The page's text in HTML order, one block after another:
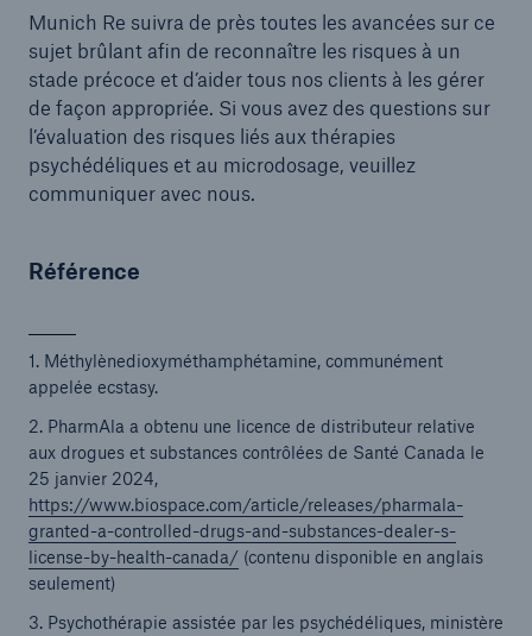
Munich Re suivra de près toutes les avancées sur ce
sujet brûlant afin de reconnaître les risques à un
stade précoce et d’aider tous nos clients à les gérer
de façon appropriée. Si vous avez des questions sur
l’évaluation des risques liés aux thérapies
psychédéliques et au microdosage, veuillez
communiquer avec nous.
Référence
1. Méthylènedioxyméthamphétamine, communément
appelée ecstasy.
2. PharmAla a obtenu une licence de distributeur relative
aux drogues et substances contrôlées de Santé Canada le
25 janvier 2024,
https://www.biospace.com/article/releases/pharmala-
granted-a-controlled-drugs-and-substances-dealer-s-
license-by-health-canada/(contenu disponible en anglais
seulement)
3. Psychothérapie assistée par les psychédéliques, ministère